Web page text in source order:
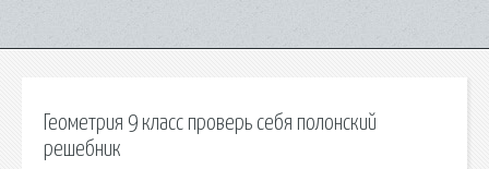
Геометрия 9 класс проверь себя полонский
решебник